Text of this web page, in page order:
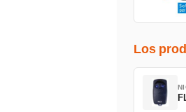
Los